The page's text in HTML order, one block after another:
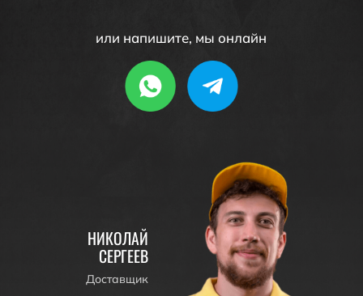
НИКОЛАЙ
СЕРГЕЕВ
Доставщик
или напишите, мы онлайн